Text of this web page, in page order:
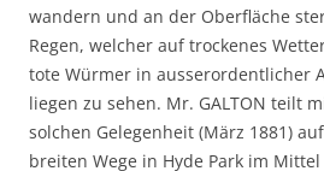
wandern und an der Oberfläche
Regen, welcher auf trockenes
tote Würmer in ausserordentlicher
liegen zu sehen. Mr. GALTON teilt
solchen Gelegenheit (März 1881)
breiten Wege in Hyde Park im